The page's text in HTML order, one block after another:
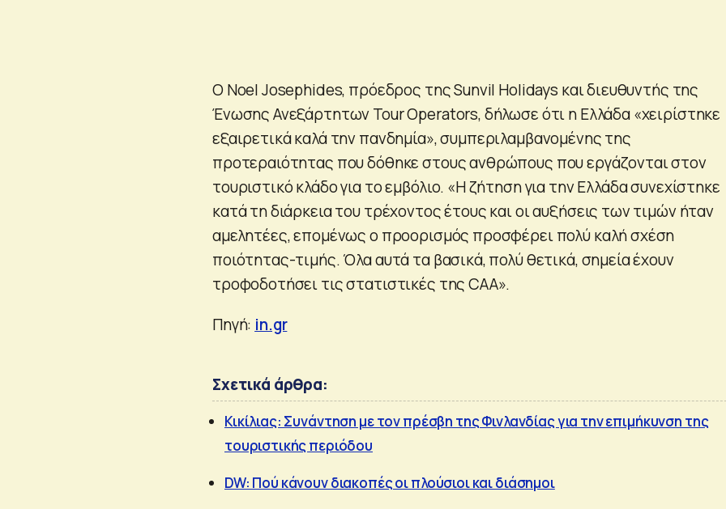
Ο Noel Josephides, πρόεδρος της Sunvil Holidays και διευθυντής της
Ένωσης Ανεξάρτητων Tour Operators, δήλωσε ότι η Ελλάδα «χειρίστηκε
εξαιρετικά καλά την πανδημία», συμπεριλαμβανομένης της
προτεραιότητας που δόθηκε στους ανθρώπους που εργάζονται στον
τουριστικό κλάδο για το εμβόλιο. «Η ζήτηση για την Ελλάδα συνεχίστηκε
κατά τη διάρκεια του τρέχοντος έτους και οι αυξήσεις των τιμών ήταν
αμελητέες, επομένως ο προορισμός προσφέρει πολύ καλή σχέση
ποιότητας-τιμής. Όλα αυτά τα βασικά, πολύ θετικά, σημεία έχουν
τροφοδοτήσει τις στατιστικές της CAA».
Πηγή: in.gr
Σχετικά άρθρα:
Κικίλιας: Συνάντηση με τον πρέσβη της Φινλανδίας για την επιμήκυνση της
τουριστικής περιόδου
DW: Πού κάνουν διακοπές οι πλούσιοι και διάσημοι